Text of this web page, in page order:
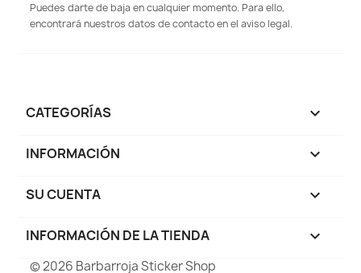
Puedes darte de baja en cualquier momento. Para ello,
encontrará nuestros datos de contacto en el aviso legal.
CATEGORÍAS 
INFORMACIÓN 
SU CUENTA 
INFORMACIÓN DE LA TIENDA keyboard_arrow_down
© 2026 Barbarroja Sticker Shop